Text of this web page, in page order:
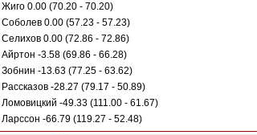
Жиго 0.00 (70.20 - 70.20)
Соболев 0.00 (57.23 - 57.23)
Селихов 0.00 (72.86 - 72.86)
Айртон -3.58 (69.86 - 66.28)
Зобнин -13.63 (77.25 - 63.62)
Рассказов -28.27 (79.17 - 50.89)
Ломовицкий -49.33 (111.00 - 61.67)
Ларссон -66.79 (119.27 - 52.48)